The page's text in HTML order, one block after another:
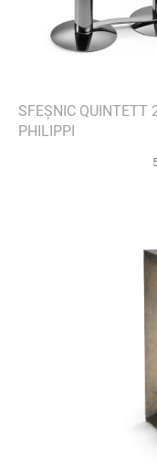
SFEȘNIC QUINTETT
PHILIPPI